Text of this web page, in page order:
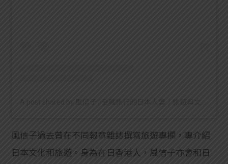
風信子過去曾在不同報章雜誌撰寫旅遊專欄，專介紹
日本文化和旅遊。身為在日香港人，風信子亦會和日